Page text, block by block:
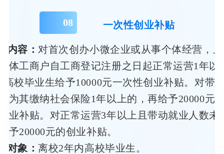
08 一次性创业补贴
内容： 对首次创办小微企业或从事个体经营，
体工商户自工商登记注册之日起正常运营1年以
高校毕业生给予10000元一次性创业补贴。对带
为其缴纳社会保险1年以上的，再给予20000元
业补贴。对正常运营3年以上且带动就业人数未
予20000元的创业补贴。
对象：离校2年内高校毕业生。